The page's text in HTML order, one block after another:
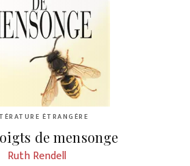
ÉTRANGÈRE
de mensonge
Ruth Rendell